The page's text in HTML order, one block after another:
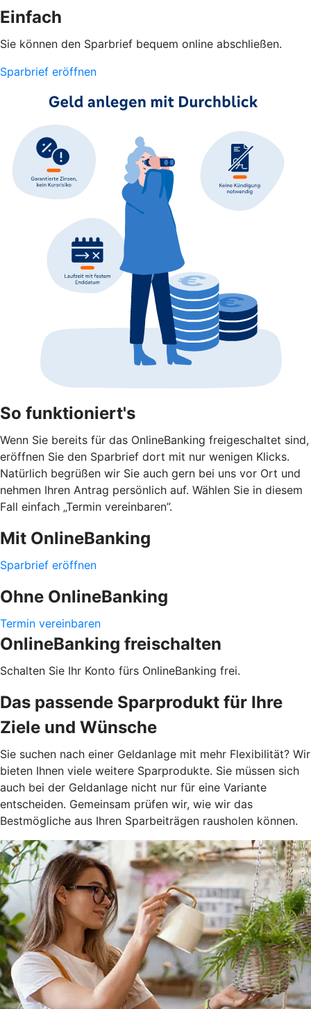
Einfach
Sie können den Sparbrief bequem online abschließen.
Sparbrief eröffnen
So funktioniert's
Wenn Sie bereits für das OnlineBanking freigeschaltet sind,
eröffnen Sie den Sparbrief dort mit nur wenigen Klicks.
Natürlich begrüßen wir Sie auch gern bei uns vor Ort und
nehmen Ihren Antrag persönlich auf. Wählen Sie in diesem
Fall einfach „Termin vereinbaren”.
Mit OnlineBanking
Sparbrief eröffnen
Ohne OnlineBanking
Termin vereinbaren
OnlineBanking freischalten
Schalten Sie Ihr Konto fürs OnlineBanking frei.
Das passende Sparprodukt für Ihre
Ziele und Wünsche
Sie suchen nach einer Geldanlage mit mehr Flexibilität? Wir
bieten Ihnen viele weitere Sparprodukte. Sie müssen sich
auch bei der Geldanlage nicht nur für eine Variante
entscheiden. Gemeinsam prüfen wir, wie wir das
Bestmögliche aus Ihren Sparbeiträgen rausholen können.